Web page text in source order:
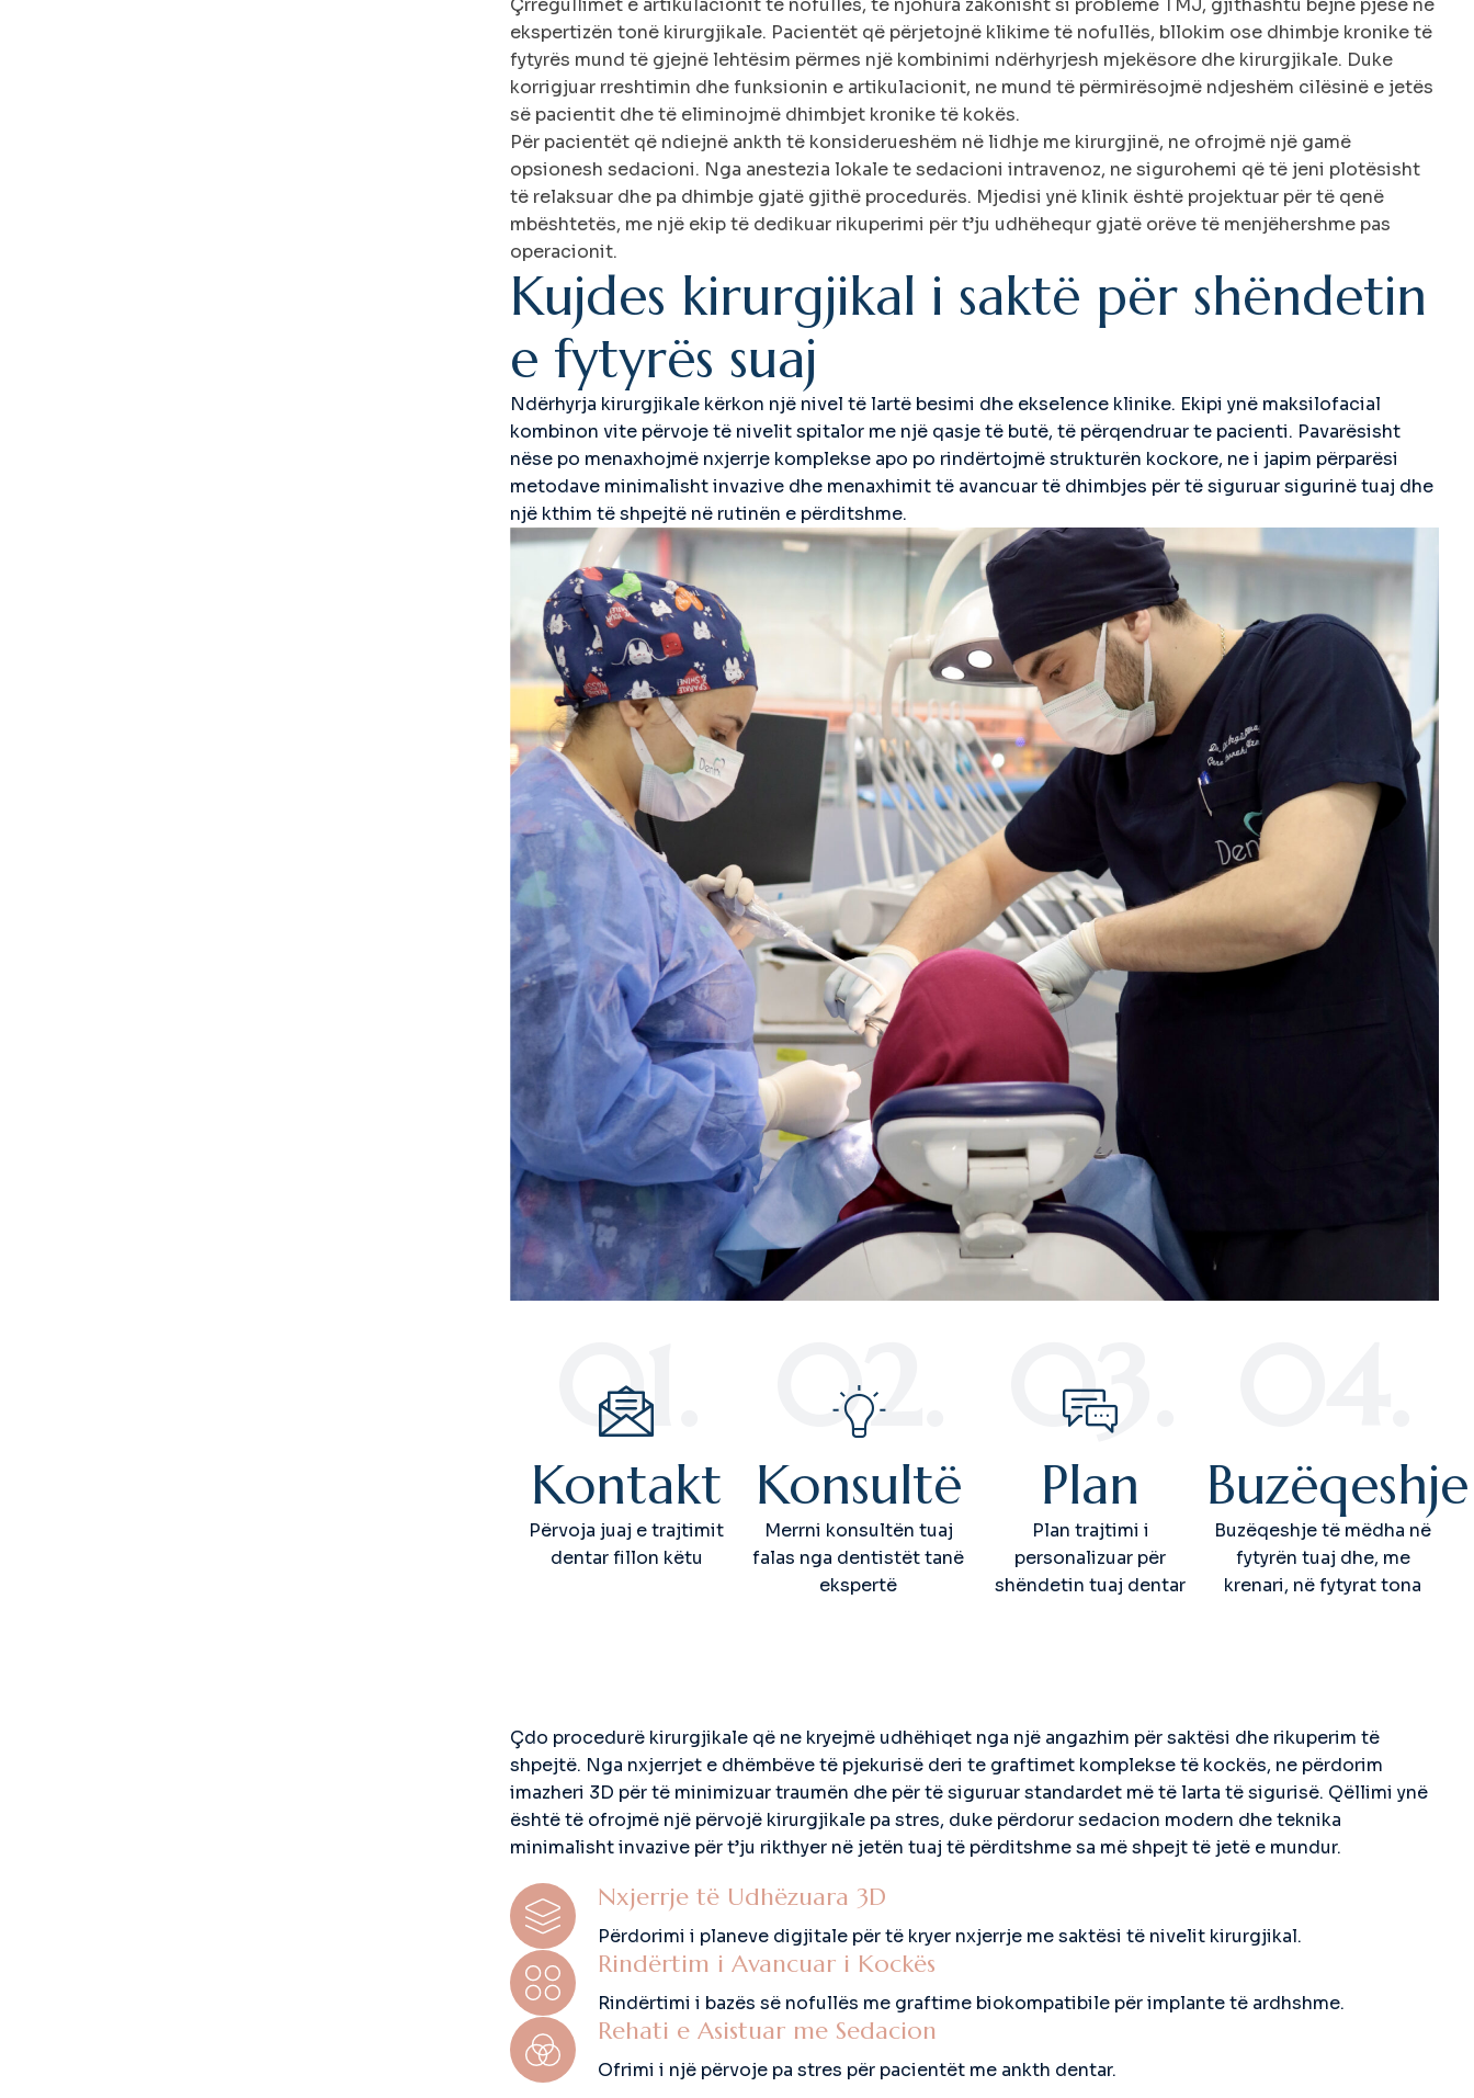
ekspertizën tonë kirurgjikale. Pacientët që përjetojnë klikime të nofullës, bllokim ose dhimbje kronike të
fytyrës mund të gjejnë lehtësim përmes një kombinimi ndërhyrjesh mjekësore dhe kirurgjikale. Duke
korrigjuar rreshtimin dhe funksionin e artikulacionit, ne mund të përmirësojmë ndjeshëm cilësinë e jetës
së pacientit dhe të eliminojmë dhimbjet kronike të kokës.
Për pacientët që ndiejnë ankth të konsiderueshëm në lidhje me kirurgjinë, ne ofrojmë një gamë
opsionesh sedacioni. Nga anestezia lokale te sedacioni intravenoz, ne sigurohemi që të jeni plotësisht
të relaksuar dhe pa dhimbje gjatë gjithë procedurës. Mjedisi ynë klinik është projektuar për të qenë
mbështetës, me një ekip të dedikuar rikuperimi për t’ju udhëhequr gjatë orëve të menjëhershme pas
operacionit.
Kujdes kirurgjikal i saktë për shëndetin
e fytyrës suaj
Ndërhyrja kirurgjikale kërkon një nivel të lartë besimi dhe ekselence klinike. Ekipi ynë maksilofacial
kombinon vite përvoje të nivelit spitalor me një qasje të butë, të përqendruar te pacienti. Pavarësisht
nëse po menaxhojmë nxjerrje komplekse apo po rindërtojmë strukturën kockore, ne i japim përparësi
metodave minimalisht invazive dhe menaxhimit të avancuar të dhimbjes për të siguruar sigurinë tuaj dhe
një kthim të shpejtë në rutinën e përditshme.
01.
Kontakt
Përvoja juaj e trajtimit
dentar fillon këtu
02.
Konsultë
Merrni konsultën tuaj
falas nga dentistët tanë
ekspertë
03.
Plan
Plan trajtimi i
personalizuar për
shëndetin tuaj dentar
Buzëqeshje
Buzëqeshje të mëdha në
fytyrën tuaj dhe, me
krenari, në fytyrat tona
Çdo procedurë kirurgjikale që ne kryejmë udhëhiqet nga një angazhim për saktësi dhe rikuperim të
shpejtë. Nga nxjerrjet e dhëmbëve të pjekurisë deri te graftimet komplekse të kockës, ne përdorim
imazheri 3D për të minimizuar traumën dhe për të siguruar standardet më të larta të sigurisë. Qëllimi ynë
është të ofrojmë një përvojë kirurgjikale pa stres, duke përdorur sedacion modern dhe teknika
minimalisht invazive për t’ju rikthyer në jetën tuaj të përditshme sa më shpejt të jetë e mundur.
Nxjerrje të Udhëzuara 3D
Përdorimi i planeve digjitale për të kryer nxjerrje me saktësi të nivelit kirurgjikal.
Rindërtim i Avancuar i Kockës
Rindërtimi i bazës së nofullës me graftime biokompatibile për implante të ardhshme.
Rehati e Asistuar me Sedacion
Ofrimi i një përvoje pa stres për pacientët me ankth dentar.